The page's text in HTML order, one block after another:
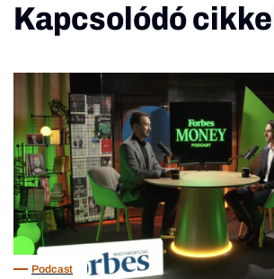
Kapcsolódó
Podcast